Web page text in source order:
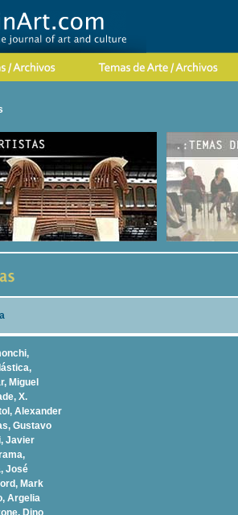
Miguel
X.
Alexander
Gustavo
Javier
José
Mark
Argelia
Dino